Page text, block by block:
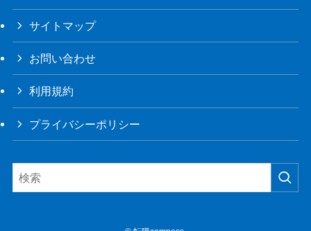
サイトマップ
お問い合わせ
利用規約
プライバシーポリシー